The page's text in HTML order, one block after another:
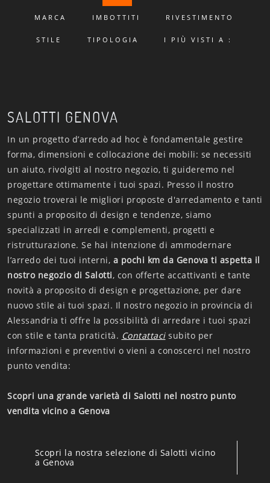
MARCA IMBOTTITI RIVESTIMENTO
STILE TIPOLOGIA I PIÙ VISTI A :
SALOTTI GENOVA
In un progetto d’arredo ad hoc è fondamentale gestire
forma, dimensioni e collocazione dei mobili: se necessiti
un aiuto, rivolgiti al nostro negozio, ti guideremo nel
progettare ottimamente i tuoi spazi. Presso il nostro
negozio troverai le migliori proposte d'arredamento e tanti
spunti a proposito di design e tendenze, siamo
specializzati in arredi e complementi, progetti e
ristrutturazione. Se hai intenzione di ammodernare
l’arredo dei tuoi interni, a pochi km da Genova ti aspetta il
nostro negozio di Salotti, con offerte accattivanti e tante
novità a proposito di design e progettazione, per dare
nuovo stile ai tuoi spazi. Il nostro negozio in provincia di
Alessandria ti offre la possibilità di arredare i tuoi spazi
con stile e tanta praticità. Contattacisubito per
informazioni e preventivi o vieni a conoscerci nel nostro
punto vendita:
Scopri una grande varietà di Salotti nel nostro punto
vendita vicino a Genova
Scopri la nostra selezione di Salotti vicino
a Genova